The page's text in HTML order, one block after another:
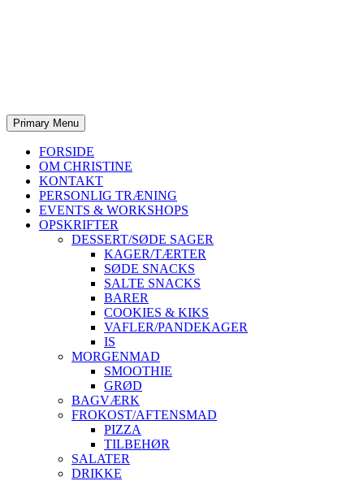
Primary Menu
FORSIDE
OM CHRISTINE
KONTAKT
PERSONLIG TRÆNING
EVENTS & WORKSHOPS
OPSKRIFTER
DESSERT/SØDE SAGER
KAGER/TÆRTER
SØDE SNACKS
SALTE SNACKS
BARER
COOKIES & KIKS
VAFLER/PANDEKAGER
IS
MORGENMAD
SMOOTHIE
GRØD
BAGVÆRK
FROKOST/AFTENSMAD
PIZZA
TILBEHØR
SALATER
DRIKKE